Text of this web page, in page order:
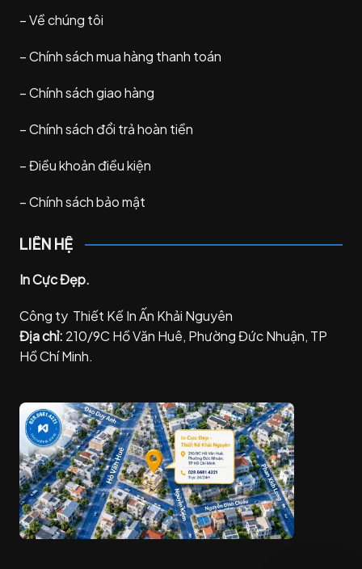
–Về chúng tôi
–Chính sách mua hàng thanh toán
–Chính sách giao hàng
–Chính sách đổi trả hoàn tiền
–Điều khoản điều kiện
–Chính sách bảo mật
LIÊN HỆ
In Cực Đẹp.
Công ty Thiết Kế In Ấn Khải Nguyên
Địa chỉ: 210/9C Hồ Văn Huê, Phường Đức Nhuận, TP
Hồ Chí Minh.